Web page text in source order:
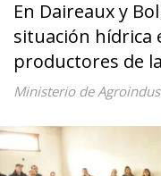
En Daireaux y
situación hídrica
productores de
Ministerio de